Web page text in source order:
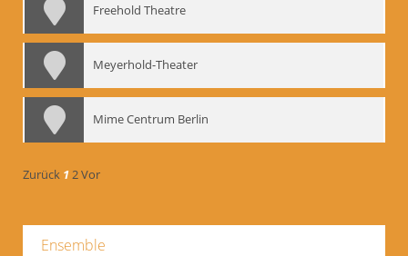
Freehold Theatre
Meyerhold-Theater
Mime Centrum Berlin
Zurück 12Vor
Ensemble